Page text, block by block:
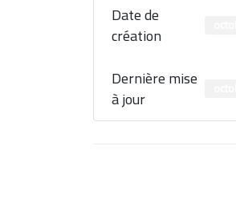
Date de
création
Dernière mise
à jour